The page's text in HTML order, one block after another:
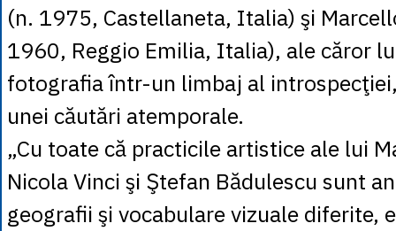
(n. 1975, Castellaneta, Italia) şi
1960, Reggio Emilia, Italia), ale căror
fotografia într-un limbaj al
unei căutări atemporale.
„Cu toate că practicile artistice ale lui
Nicola Vinci şi Ştefan Bădulescu sunt
geografii şi vocabulare vizuale diferite,